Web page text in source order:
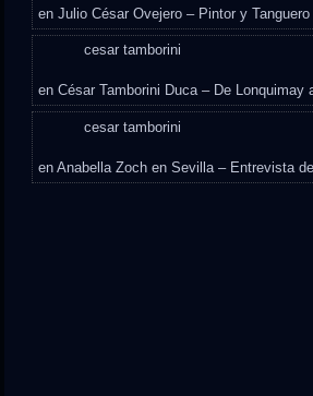
enJulio César Ovejero – Pintor y Tanguero
cesar tamborini
enCésar Tamborini Duca – De Lonquimay
cesar tamborini
enAnabella Zoch en Sevilla – Entrevista